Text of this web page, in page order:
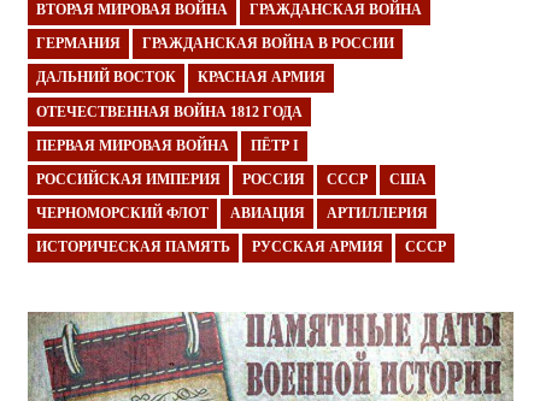
ВТОРАЯ МИРОВАЯ ВОЙНА ГРАЖДАНСКАЯ ВОЙНА
ГЕРМАНИЯ ГРАЖДАНСКАЯ ВОЙНА В РОССИИ
ДАЛЬНИЙ ВОСТОК КРАСНАЯ АРМИЯ
ОТЕЧЕСТВЕННАЯ ВОЙНА 1812 ГОДА
ПЕРВАЯ МИРОВАЯ ВОЙНА ПЁТР I
РОССИЙСКАЯ ИМПЕРИЯ РОССИЯ СССР США
ЧЕРНОМОРСКИЙ ФЛОТ АВИАЦИЯ АРТИЛЛЕРИЯ
ИСТОРИЧЕСКАЯ ПАМЯТЬ РУССКАЯ АРМИЯ СССР